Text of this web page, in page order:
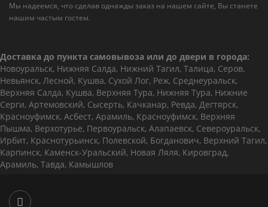
Мы надеемся, что сделав однажды заказ на нашем сайте, Вы станете
нашим частым гостем.
Доставка до пункта самовывоза или до двери в города:
Новоуральск, Нижняя Салда, Нижний Тагил, Талица, Серов,
Невьянск, Лесной, Кушва, Сухой Лог, Реж, Среднеуральск,
Верхняя Салда, Кушва, Верхняя Тура, Нижняя Тура, Нижние
Серги, Артемовский, Сысерть, Качканар, Ревда, Дегтярск,
Красноуфимск, Асбест, Арамиль, Красноуфимск, Верхняя
Пышма, Верхотурье, Первоуральск, Алапаевск, Североуральск,
Ирбит, Краснотурьинск, Полевской, Богданович, Верхний Тагил,
Карпинск, Каменск-Уральский, Новая Ляля, Кировград,
Арамиль, Тавда, Камышлов